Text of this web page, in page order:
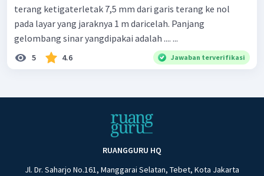
terang ketigaterletak 7,5 mm dari garis terang ke nol
pada layar yang jaraknya 1 m daricelah. Panjang
gelombang sinar yangdipakai adalah .... ...
5 4.6 Jawaban terverifikasi
RUANGGURU HQ
Jl. Dr. Saharjo No.161, Manggarai Selatan, Tebet, Kota Jakarta